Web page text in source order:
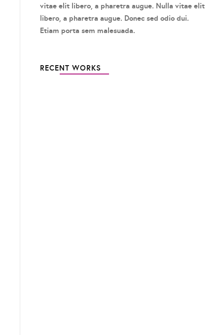
vitae elit libero, a pharetra augue. Nulla vitae elit
libero, a pharetra augue. Donec sed odio dui.
Etiam porta sem malesuada.
RECENT WORKS